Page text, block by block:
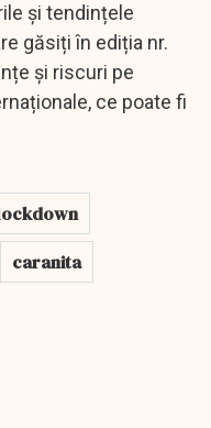
și tendințele
găsiți în ediția nr.
și riscuri pe
ce poate fi
caranita